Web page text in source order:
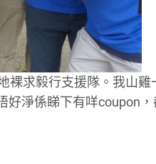
裸求毅行支援隊。我山雞
好淨係睇下有咩coupon